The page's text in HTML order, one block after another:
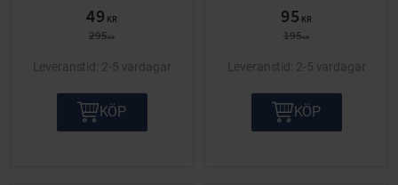
49 KR
295KR
2-5 vardagar
KÖP
95 KR
195KR
2-5 vardagar
KÖP